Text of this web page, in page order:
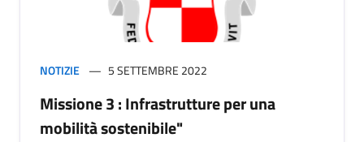
NOTIZIE 5 SETTEMBRE 2022
Missione 3 : Infrastrutture per una
mobilità sostenibile"